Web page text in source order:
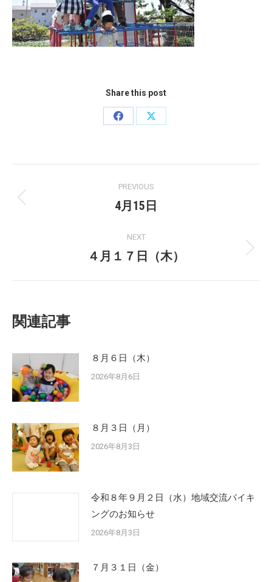
Share this post
Share
Share
navigation
PREVIOUS
Previous
4月15日
NEXT
Next
４月１７日（木）
関連記事
８月６日（木）
2026年8月6日
８月３日（月）
2026年8月3日
令和８年９月２日（水）地域交流バイキ
ングのお知らせ
2026年8月3日
７月３１日（金）